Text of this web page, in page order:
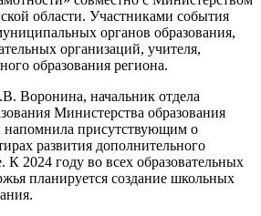
области. Участниками события
органов образования,
организаций, учителя,
образования региона.
Воронина, начальник отдела
Министерства образования
напомнила присутствующим о
развития дополнительного
К 2024 году во всех образовательных
планируется создание школьных